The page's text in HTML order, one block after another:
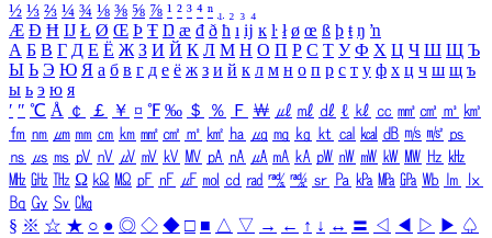
½ ⅓ ⅔ ¼ ¾ ⅛ ⅜ ⅝ ⅞ ¹ ² ³ ⁴ ⁿ ₁ ₂ ₃ ₄
Æ Ð Ħ Ĳ Ł Ø Œ Þ Ŧ Ŋ æ đ ð ħ ı ĳ ĸ ŀ ł ø œ ß þ ŧ ŋ ŉ
А Б В Г Д Е Ё Ж З И Й К Л М Н О П Р С Т У Ф Х Ц Ч Ш Щ Ъ
Ы Ь Э Ю Я а б в г д е ё ж з и й к л м н о п р с т у ф х ц ч ш щ ъ
ы ь э ю я
′ ″ ℃ Å ￠ ￡ ￥ ¤ ℉ ‰ ＄ ％ Ｆ ￦ ㎕ ㎖ ㎗ ℓ ㎘ ㏄ ㎣ ㎤ ㎥ ㎦
㎙ ㎚ ㎛ ㎜ ㎝ ㎞ ㎟ ㎠ ㎡ ㎢ ㏊ ㎍ ㎎ ㎏ ㏏ ㎈ ㎉ ㏈ ㎧ ㎨ ㎰
㎱ ㎲ ㎳ ㎴ ㎵ ㎶ ㎷ ㎸ ㎹ ㎀ ㎁ ㎂ ㎃ ㎄ ㎺ ㎻ ㎽ ㎾ ㎿ ㎐ ㎑
㎒ ㎓ ㎔ Ω ㏀ ㏁ ㎊ ㎋ ㎌ ㏖ ㏅ ㎭ ㎮ ㎯ ㏛ ㎩ ㎪ ㎫ ㎬ ㏝ ㏐
㏓
㏃ ㏉ ㏜ ㏆
§ ※ ☆ ★ ○ ● ◎ ◇ ◆ □ ■ △ ▽ → ← ↑ ↓ ↔ 〓 ◁ ◀ ▷ ▶ ♤